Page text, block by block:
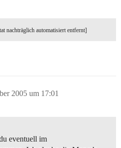
nachträglich automatisiert entfernt]
2005 um 17:01
eventuell im